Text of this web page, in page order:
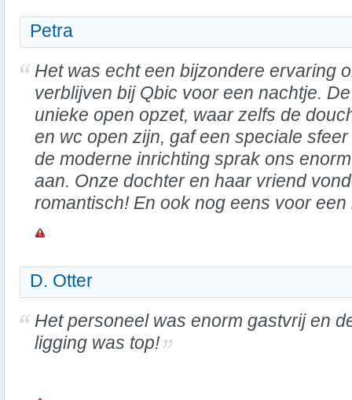
Petra
Het was echt een bijzondere ervaring
verblijven bij Qbic voor een nachtje. De
unieke open opzet, waar zelfs de
en wc open zijn, gaf een speciale sfeer
de moderne inrichting sprak ons enorm
aan. Onze dochter en haar vriend
romantisch! En ook nog eens voor
D. Otter
Het personeel was enorm gastvrij en
ligging was top!